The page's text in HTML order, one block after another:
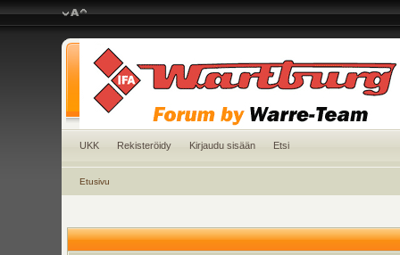
UKK Rekisteröidy Kirjaudu sisään Etsi
Etusivu